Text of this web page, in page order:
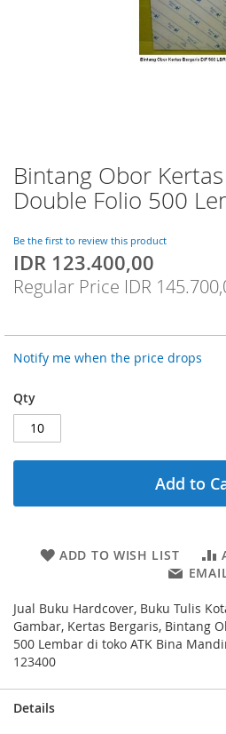
Bintang Obor
Double Folio 500
Be the first to review this product
Special
Price
IDR 123.400,00
Regular Price IDR
Notify me when the price drops
Qty
Add to
ADD TO WISH LIST
Jual Buku Hardcover, Buku Tulis
Gambar, Kertas Bergaris, Bintang
500 Lembar di toko ATK Bina
123400
Skip
to
the
of
the
images
gallery
Details